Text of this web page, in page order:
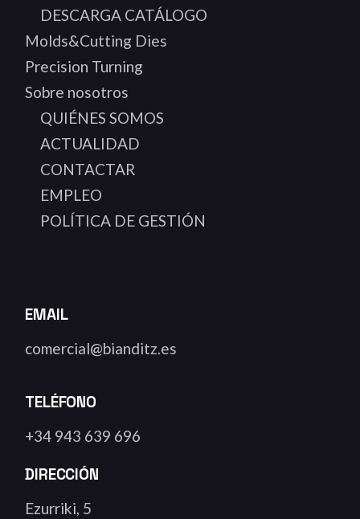
DESCARGA CATÁLOGO
Molds&Cutting Dies
Precision Turning
Sobre nosotros
QUIÉNES SOMOS
ACTUALIDAD
CONTACTAR
EMPLEO
POLÍTICA DE GESTIÓN
EMAIL
comercial@bianditz.es
TELÉFONO
+34 943 639 696
DIRECCIÓN
Ezurriki, 5